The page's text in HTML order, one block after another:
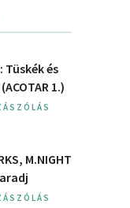
Tüskék és
1.)
M.NIGHT